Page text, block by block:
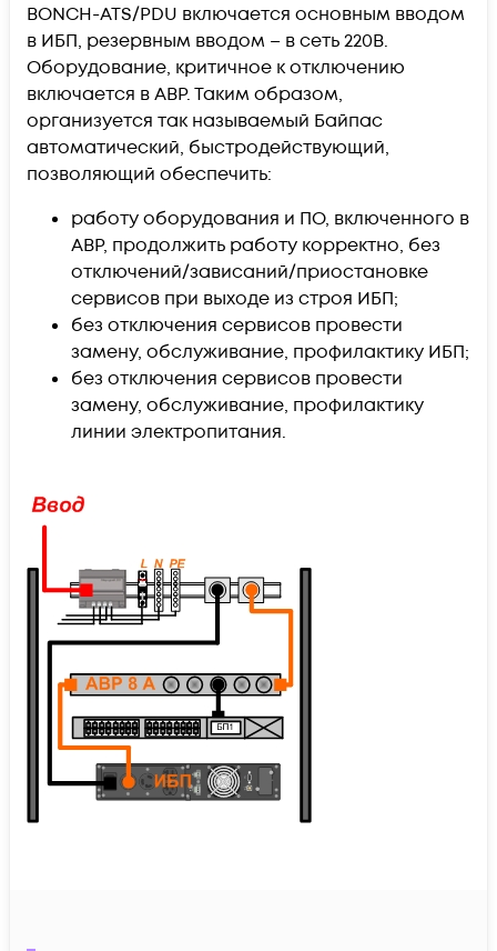
BONCH-ATS/PDU включается основным вводом
в ИБП, резервным вводом – в сеть 220В.
Оборудование, критичное к отключению
включается в АВР. Таким образом,
организуется так называемый Байпас
автоматический, быстродействующий,
позволяющий обеспечить:
работу оборудования и ПО, включенного в
АВР, продолжить работу корректно, без
отключений/зависаний/приостановке
сервисов при выходе из строя ИБП;
без отключения сервисов провести
замену, обслуживание, профилактику ИБП;
без отключения сервисов провести
замену, обслуживание, профилактику
линии электропитания.